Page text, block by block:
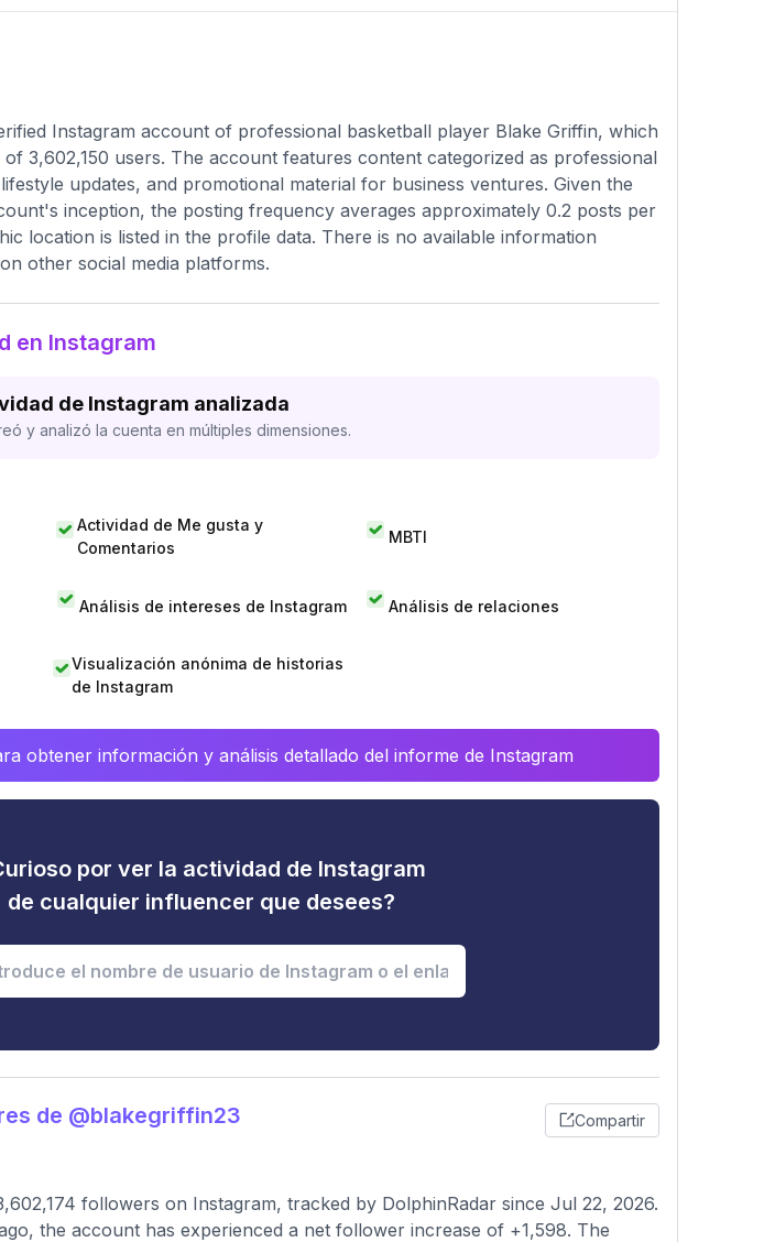
Instagram account of professional basketball player Blake Griffin, which
3,602,150 users. The account features content categorized as professional
updates, and promotional material for business ventures. Given the
inception, the posting frequency averages approximately 0.2 posts per
location is listed in the profile data. There is no available information
other social media platforms.
en Instagram
de Instagram analizada
y analizó la cuenta en múltiples dimensiones.
Actividad de Me gusta y
Comentarios
MBTI
Análisis de intereses de Instagram Análisis de relaciones
Visualización anónima de historias
de Instagram
obtener información y análisis detallado del informe de Instagram
por ver la actividad de Instagram
de cualquier influencer que desees?
de @blakegriffin23 Compartir
followers on Instagram, tracked by DolphinRadar since Jul 22, 2026.
the account has experienced a net follower increase of +1,598. The